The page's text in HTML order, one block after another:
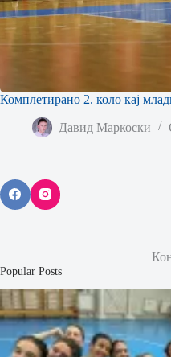
Комплетирано 2. коло кај
Давид Маркоски
Popular Posts